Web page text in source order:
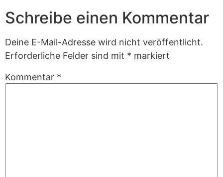
Schreibe einen Kommentar
Deine E-Mail-Adresse wird nicht veröffentlicht.
Erforderliche Felder sind mit * markiert
Kommentar *